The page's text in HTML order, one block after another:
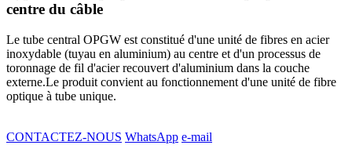
centre du câble
Le tube central OPGW est constitué d'une unité de fibres en acier
inoxydable (tuyau en aluminium) au centre et d'un processus de
toronnage de fil d'acier recouvert d'aluminium dans la couche
externe.Le produit convient au fonctionnement d'une unité de fibre
optique à tube unique.
CONTACTEZ-NOUS WhatsApp e-mail